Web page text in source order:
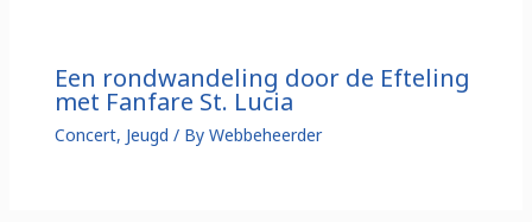
Een rondwandeling door de Efteling
met Fanfare St. Lucia
Concert, Jeugd / By Webbeheerder